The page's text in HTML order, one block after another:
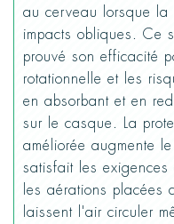
au cerveau lorsque la
impacts obliques. Ce
prouvé son efficacité
rotationnelle et les
en absorbant et en
sur le casque. La
améliorée augmente
satisfait les
les aérations placées
laissent l'air circuler